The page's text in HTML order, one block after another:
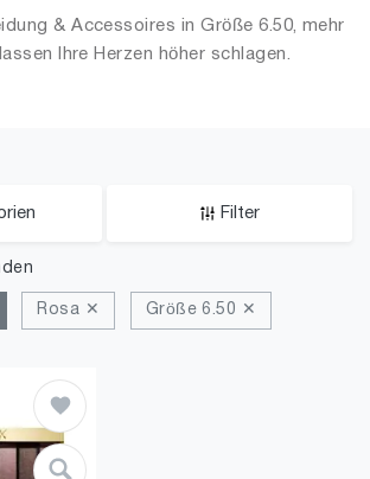
& Accessoires in Größe 6.50, mehr
Ihre Herzen höher schlagen.
Auswahl an Tops, T-Shirts,
Filter
Rosa ✕ Größe 6.50 ✕